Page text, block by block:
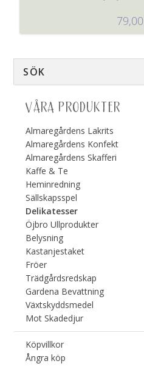
79,00
VÅRA PRODUKTER
Almaregårdens Lakrits
Almaregårdens Konfekt
Almaregårdens Skafferi
Kaffe & Te
Heminredning
Sällskapsspel
Delikatesser
Öjbro Ullprodukter
Belysning
Kastanjestaket
Fröer
Trädgårdsredskap
Gardena Bevattning
Växtskyddsmedel
Mot Skadedjur
Köpvillkor
Ångra köp